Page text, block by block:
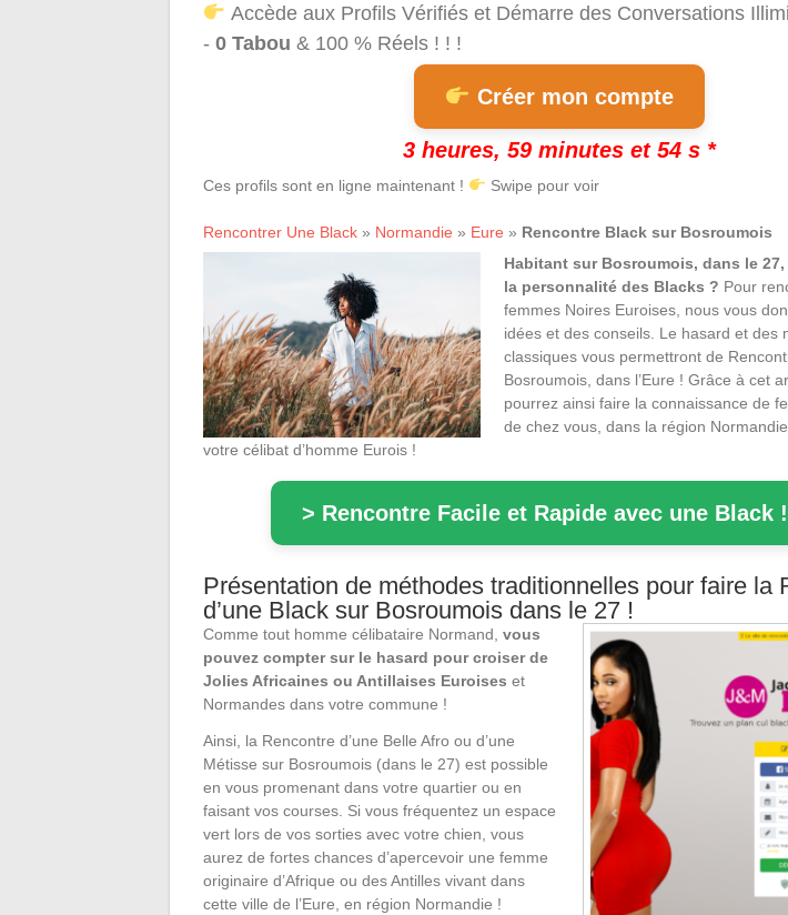
Accède aux Profils Vérifiés et Démarre des Conversations
- 0 Tabou & 100 % Réels ! ! !
Créer mon compte
3 heures, 59 minutes et 53 s *
Ces profils sont en ligne maintenant ! Swipe pour voir
Rencontrer Une Black » Normandie » Eure » Rencontre Black sur Bosroumois
Habitant sur Bosroumois, dans le
la personnalité des Blacks ? Pour
femmes Noires Euroises, nous vous
idées et des conseils. Le hasard et des
classiques vous permettront de
Bosroumois, dans l’Eure ! Grâce à cet
pourrez ainsi faire la connaissance de
de chez vous, dans la région
votre célibat d’homme Eurois !
> Rencontre Facile et Rapide avec une Black
Présentation de méthodes traditionnelles pour faire la
d’une Black sur Bosroumois dans le 27 !
Comme tout homme célibataire Normand, vous
pouvez compter sur le hasard pour croiser de
Jolies Africaines ou Antillaises Euroises et
Normandes dans votre commune !
Ainsi, la Rencontre d’une Belle Afro ou d’une
Métisse sur Bosroumois (dans le 27) est possible
en vous promenant dans votre quartier ou en
faisant vos courses. Si vous fréquentez un espace
vert lors de vos sorties avec votre chien, vous
aurez de fortes chances d’apercevoir une femme
originaire d’Afrique ou des Antilles vivant dans
cette ville de l’Eure, en région Normandie !